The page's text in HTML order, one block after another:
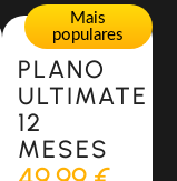
Mais
populares
PLANO
ULTIMATE
12
MESES